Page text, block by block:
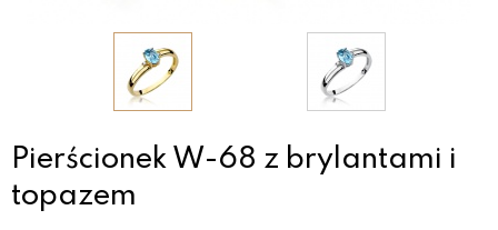
Pierścionek W-68 z brylantami i
topazem